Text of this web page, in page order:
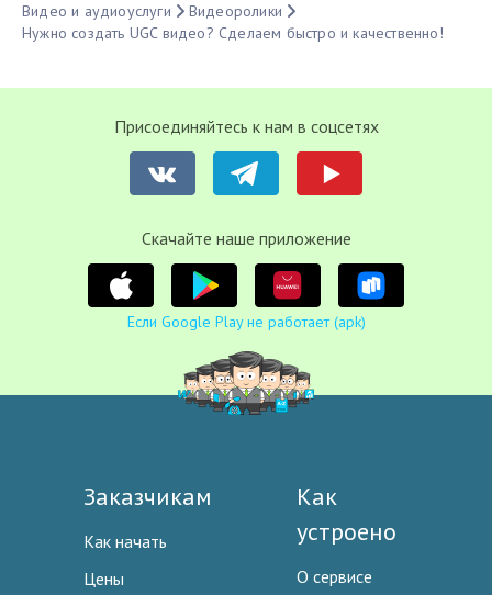
Видео и аудиоуслуги
Видеоролики
Нужно создать UGC видео? Сделаем быстро и качественно!
Присоединяйтесь к нам в соцсетях
Cкачайте наше приложение
Если Google Play не работает (apk)
Заказчикам
Как начать
Цены
Как
устроено
О сервисе